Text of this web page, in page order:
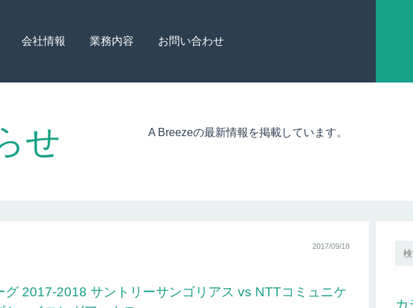
会社情報 業務内容 お問い合わせ
せ A Breezeの最新情報を掲載しています。
2017/09/18
グ 2017-2018 サントリーサンゴリアス vs NTTコミュニケ
カ